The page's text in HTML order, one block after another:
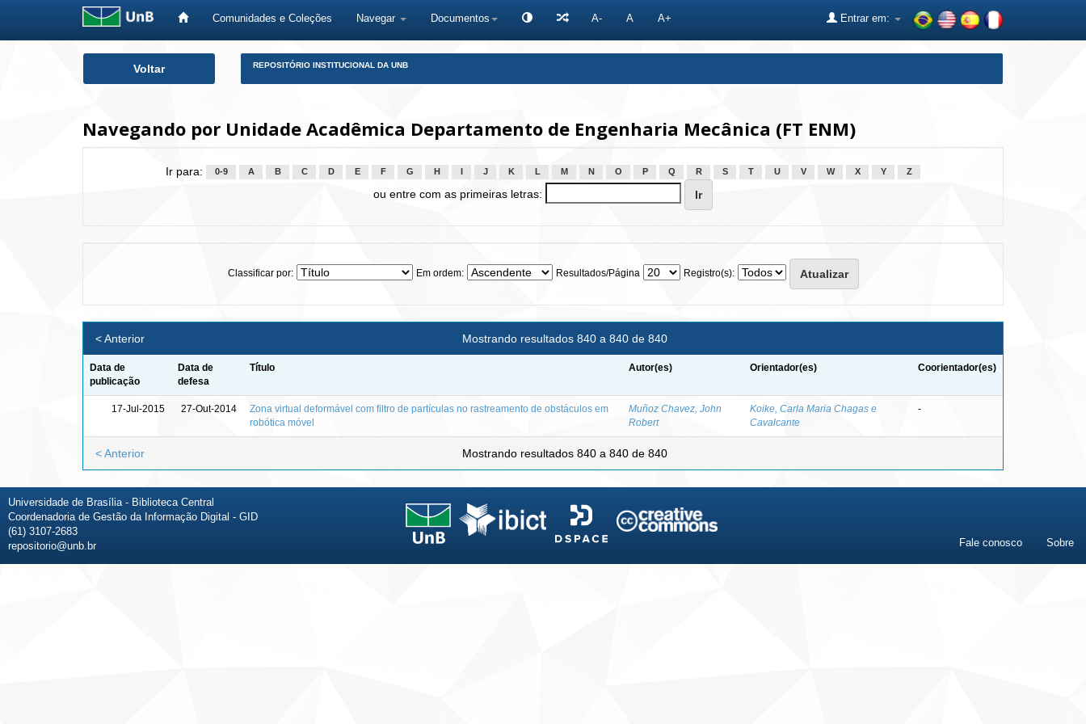
Comunidades e Coleções Navegar Documentos A- A A+ Entrar em:
Voltar REPOSITÓRIO INSTITUCIONAL DA UNB
Navegando por Unidade Acadêmica Departamento de Engenharia Mecânica (FT ENM)
Ir para: 0-9 A B C D E F G H J K L M N O P Q R S T U V W X Y Z
ou entre com as primeiras letras:
Classificar por: Em ordem: Resultados/Página Registro(s):
Mostrando resultados 840 a 840 de 840
< Anterior
Data de
publicação
Data de
defesa
Título Autor(es) Orientador(es) Coorientador(es)
17-Jul-2015 27-Out-2014
Zona virtual deformável com filtro de partículas no rastreamento de obstáculos em
robótica móvel
Muñoz Chavez, John
Robert
Koike, Carla Maria Chagas e
Cavalcante
-
Mostrando resultados 840 a 840 de 840
< Anterior
Universidade de Brasília - Biblioteca Central
Coordenadoria de Gestão da Informação Digital - GID
(61) 3107-2683
repositorio@unb.br
Fale conosco Sobre